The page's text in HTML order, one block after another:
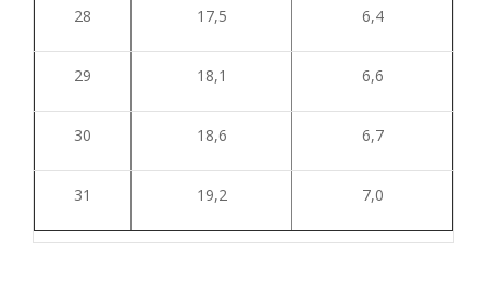
28 17,5 6,4
29 18,1 6,6
30 18,6 6,7
31 19,2 7,0